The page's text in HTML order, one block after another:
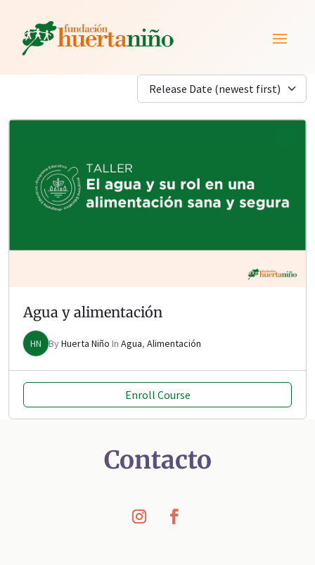
Release Date (newest first)
Agua y alimentación
HN ByHuerta Niño In Agua, Alimentación
Enroll Course
Contacto